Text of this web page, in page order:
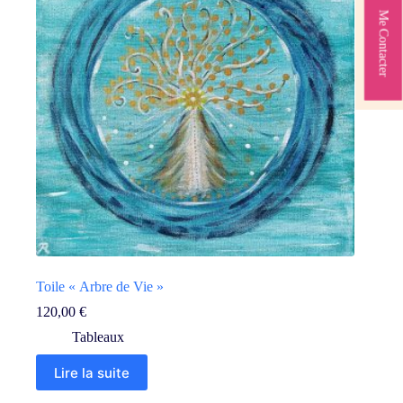
Toile « Arbre de Vie »
120,00 €
Tableaux
Lire la suite
Me Contacter